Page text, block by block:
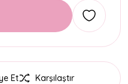
Et Karşılaştır